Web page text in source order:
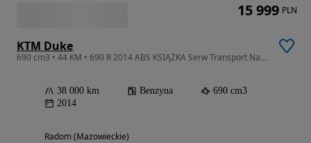
KTM Duke
690 cm3 • 44 KM • 690 R 2014 ABS KSIĄŻKA Serw Transport Największy Wybór Moto WPL KAT A2
38 000 km Benzyna
690 cm3
2014
Radom (Mazowieckie)
15 999 PLN